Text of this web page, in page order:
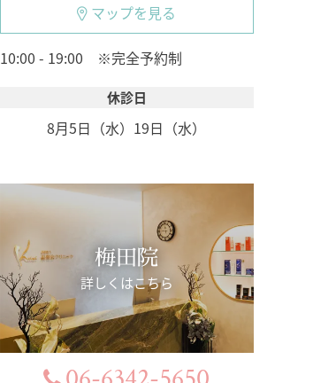
マップを見る
10:00 - 19:00 ※完全予約制
休診日
8月5日（水） 19日（水）
梅田院
詳しくはこちら